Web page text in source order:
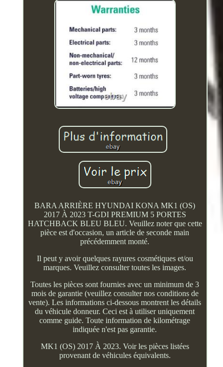
BARA ARRIÈRE HYUNDAI KONA MK1 (OS)
2017 À 2023 T-GDI PREMIUM 5 PORTES
HATCHBACK BLEU BLEU. Veuillez noter que cette
pièce est d'occasion, un article de seconde main
précédemment monté.
Il peut y avoir quelques rayures cosmétiques et/ou
marques. Veuillez consulter toutes les images.
Toutes les pièces sont fournies avec un minimum de 3
mois de garantie (veuillez consulter nos conditions de
vente). Les informations ci-dessous montrent les détails
du véhicule donneur. Ceci est à utiliser uniquement
comme guide. Toute information de kilométrage
indiquée n'est pas garantie.
MK1 (OS) 2017 À 2023. Voir les pièces listées
provenant de véhicules équivalents.